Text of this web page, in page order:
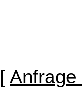
[ Anfrage